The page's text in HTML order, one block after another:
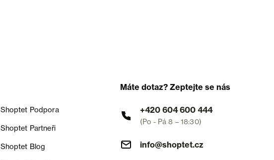
Shoptet Podpora
Shoptet Partneři
Shoptet Blog
Máte dotaz? Zeptejte se nás
+420 604 600 444
(Po - Pá 8 – 18:30)
info@shoptet.cz